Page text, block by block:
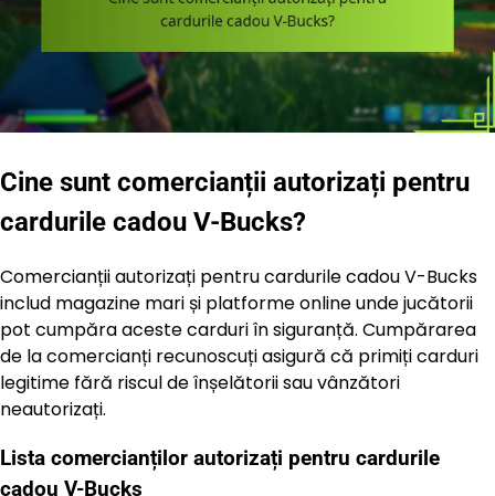
Cine sunt comercianții autorizați pentru
cardurile cadou V-Bucks?
Comercianții autorizați pentru cardurile cadou V-Bucks
includ magazine mari și platforme online unde jucătorii
pot cumpăra aceste carduri în siguranță. Cumpărarea
de la comercianți recunoscuți asigură că primiți carduri
legitime fără riscul de înșelătorii sau vânzători
neautorizați.
Lista comercianților autorizați pentru cardurile
cadou V-Bucks